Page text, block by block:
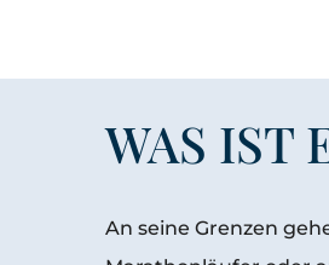
WAS IST
An seine Grenzen